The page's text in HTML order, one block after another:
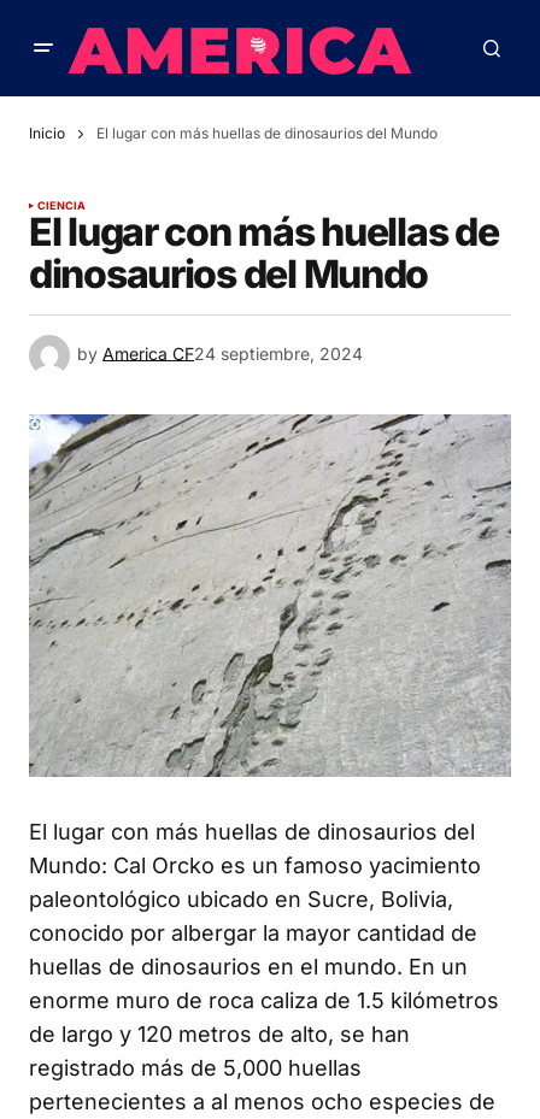
Inicio El lugar con más huellas de dinosaurios del Mundo
CIENCIA
El lugar con más huellas de
dinosaurios del Mundo
by America CF24 septiembre, 2024
El lugar con más huellas de dinosaurios del
Mundo: Cal Orcko es un famoso yacimiento
paleontológico ubicado en Sucre, Bolivia,
conocido por albergar la mayor cantidad de
huellas de dinosaurios en el mundo. En un
enorme muro de roca caliza de 1.5 kilómetros
de largo y 120 metros de alto, se han
registrado más de 5,000 huellas
pertenecientes a al menos ocho especies de